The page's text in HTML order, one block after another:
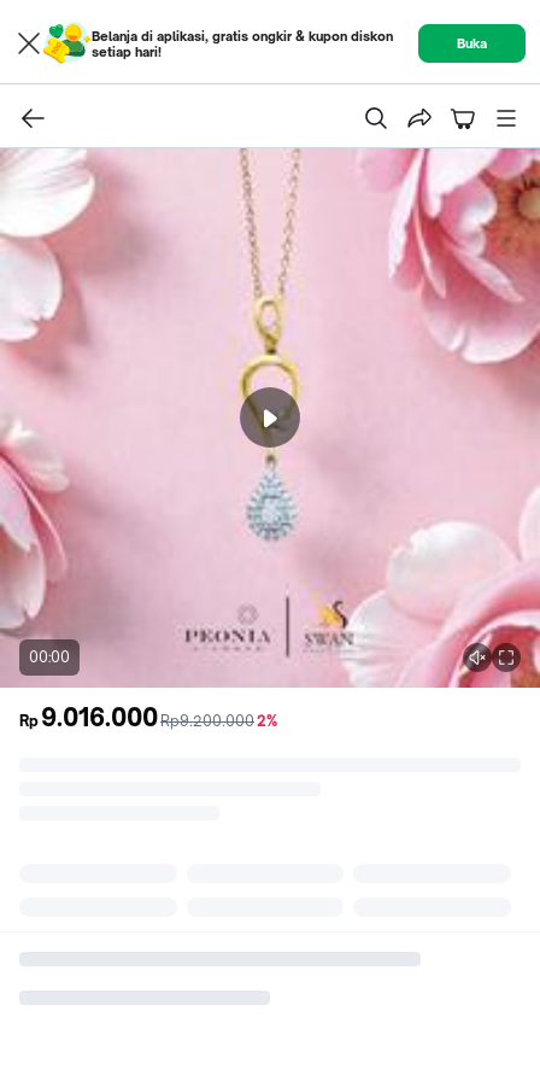
Belanja di aplikasi, gratis ongkir & kupon diskon
setiap hari!
Buka
00:00
Rp 9.016.000sebelum
Rp9.200.000diskon
2%